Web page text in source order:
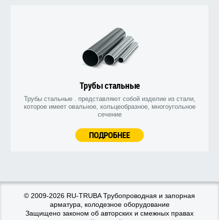
Трубы стальные
Трубы стальные . представляют собой изделие из стали,
которое имеет овальное, кольцеобразное, многоугольное
сечение
ПОДРОБНЕЕ
© 2009-2026 RU-TRUBA Трубопроводная и запорная
арматура, колодезное оборудование
Защищено законом об авторских и смежных правах